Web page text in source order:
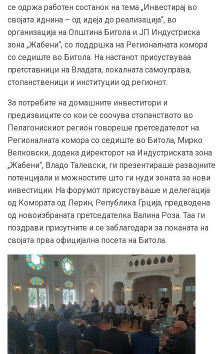
се одржа работен состанок на тема „Инвестирај во
својата иднина – од идеја до реализација“, во
организација на Општина Битола и ЈП Индустриска
зона „Жабени“, со поддршка на Регионалната комора
со седиште во Битола. На настанот присуствуваа
претставници на Владата, локалната самоуправа,
стопанственици и институции од регионот.
За потребите на домашните инвеститори и
предизвиците со кои се соочува стопанството во
Пелагонискиот регион говореше претседателот на
Регионалната комора со седиште во Битола, Мирко
Велковски, додека директорот на Индустриската зона
„Жабени“, Владо Талевски, ги презентираше развојните
потенцијали и можностите што ги нуди зоната за нови
инвестиции. На форумот присуствуваше и делегација
од Комората од Лерин, Република Грција, предводена
од новоизбраната претседателка Валина Роза. Таа ги
поздрави присутните и се заблагодари за поканата на
својата прва официјална посета на Битола.